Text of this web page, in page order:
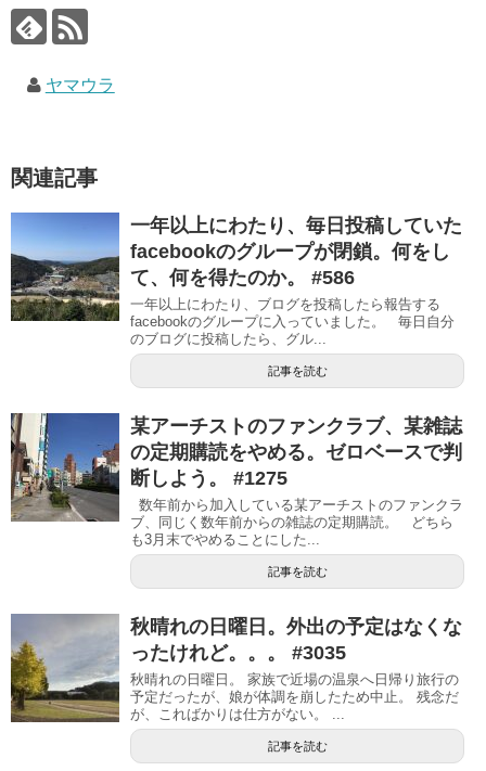
ヤマウラ
関連記事
一年以上にわたり、毎日投稿していた
facebookのグループが閉鎖。何をし
て、何を得たのか。 #586
一年以上にわたり、ブログを投稿したら報告する
facebookのグループに入っていました。 毎日自分
のブログに投稿したら、グル...
記事を読む
某アーチストのファンクラブ、某雑誌
の定期購読をやめる。ゼロベースで判
断しよう。 #1275
数年前から加入している某アーチストのファンクラ
ブ、同じく数年前からの雑誌の定期購読。 どちら
も3月末でやめることにした...
記事を読む
秋晴れの日曜日。外出の予定はなくな
ったけれど。。。 #3035
秋晴れの日曜日。 家族で近場の温泉へ日帰り旅行の
予定だったが、娘が体調を崩したため中止。 残念だ
が、こればかりは仕方がない。 ...
記事を読む